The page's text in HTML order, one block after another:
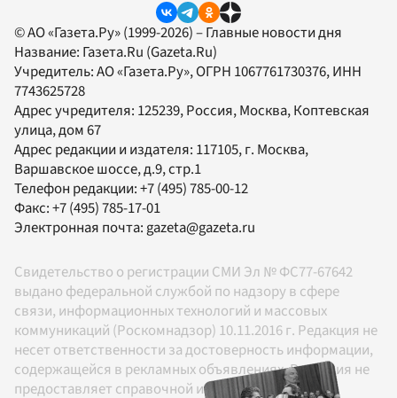
© АО «Газета.Ру» (1999-2026) – Главные новости дня
Название: Газета.Ru (Gazeta.Ru)
Учредитель:АО «Газета.Ру», ОГРН 1067761730376, ИНН
7743625728
Адрес учредителя: 125239, Россия, Москва, Коптевская
улица, дом 67
Адрес редакции и издателя: 117105, г. Москва,
Варшавское шоссе, д.9, стр.1
Телефон редакции:+7 (495) 785-00-12
Факс:+7 (495) 785-17-01
Электронная почта: gazeta@gazeta.ru
Свидетельство о регистрации СМИ Эл № ФС77-67642
выдано федеральной службой по надзору в сфере
связи, информационных технологий и массовых
коммуникаций (Роскомнадзор) 10.11.2016 г. Редакция не
несет ответственности за достоверность информации,
содержащейся в рекламных объявлениях. Редакция не
предоставляет справочной информации.